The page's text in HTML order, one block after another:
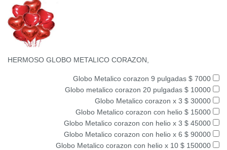
HERMOSO GLOBO METALICO CORAZON,
Globo Metalico corazon 9 pulgadas $ 7000
Globo metalico corazon 20 pulgadas $ 10000
Globo Metalico corazon x 3 $ 30000
Globo Metalico corazon con helio $ 15000
Globo Metalico corazon con helio x 3 $ 45000
Globo Metalico corazon con helio x 6 $ 90000
Globo Metalico corazon con helio x 10 $ 150000